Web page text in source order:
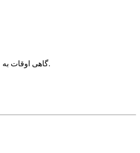
بیشتر ابزارهای شخص ثالث هوش مصنوعی به طور پیش‌فرض از OpenAI مستقیم استفاده می‌کنند. پشتیبانی Azure OpenAI گاهی اوقات به عنوان یک ادغام جداگانه اضافه می‌شود.